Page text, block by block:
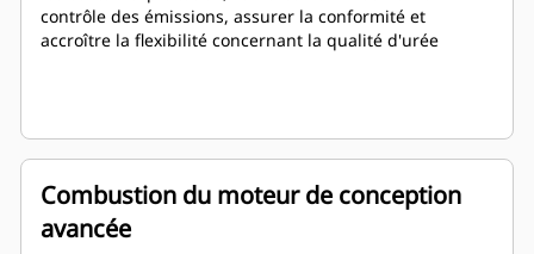
contrôle des émissions, assurer la conformité et
accroître la flexibilité concernant la qualité d'urée
Combustion du moteur de conception
avancée